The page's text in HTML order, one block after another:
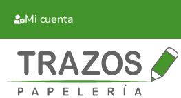
Mi cuenta